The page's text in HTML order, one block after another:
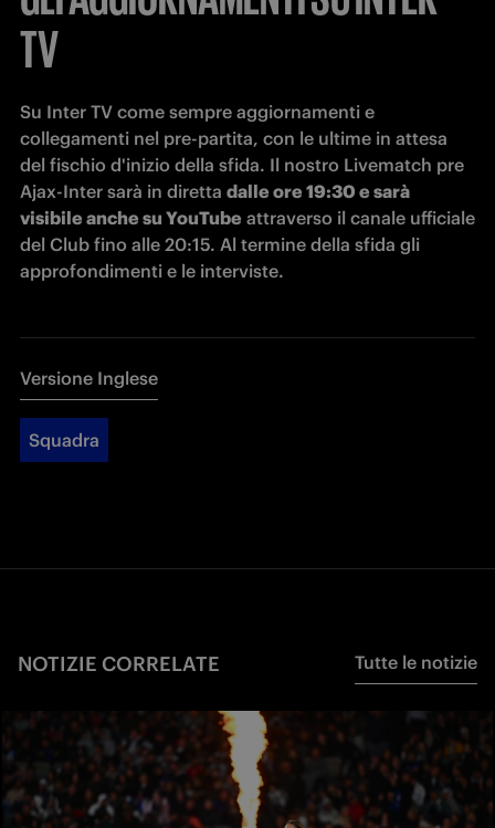
TV
Su Inter TV come sempre aggiornamenti e
collegamenti nel pre-partita, con le ultime in attesa
del fischio d'inizio della sfida. Il nostro Livematch pre
Ajax-Inter sarà in diretta dalle ore 19:30 e sarà
visibile anche su YouTube attraverso il canale ufficiale
del Club fino alle 20:15. Al termine della sfida gli
approfondimenti e le interviste.
Versione Inglese
Squadra
NOTIZIE CORRELATE Tutte le notizie